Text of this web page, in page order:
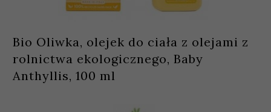
Bio Oliwka, olejek do ciała z olejami z
rolnictwa ekologicznego, Baby
Anthyllis, 100 ml